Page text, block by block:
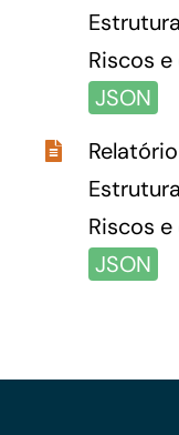
Riscos
JSON
Riscos
JSON